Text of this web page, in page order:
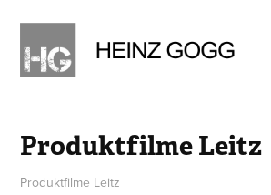
Produktfilme Leitz
Produktfilme Leitz